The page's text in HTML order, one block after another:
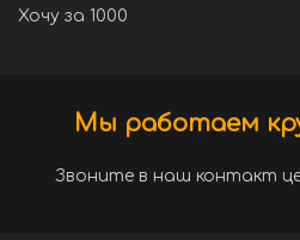
Хочу за 1000
Мы работаем
Звоните в наш контакт